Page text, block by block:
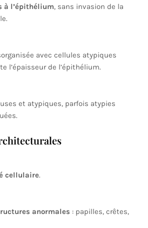
à l’épithélium, sans invasion de la
avec cellules atypiques
l’épaisseur de l’épithélium.
et atypiques, parfois atypies
cellulaire.
anormales : papilles, crêtes,